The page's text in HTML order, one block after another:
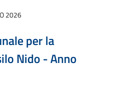
2026
per la
Nido - Anno